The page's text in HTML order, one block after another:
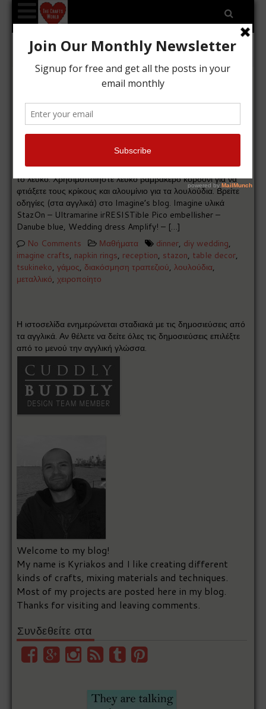
Tag Archives: diy wedding
Κρίκοι για πετσέτες με μπλε
λουλούδια
Kyriakos 26/04/2017
Διακομήστε το τραπέζι σας με χειροποίητους κρίκους για
πετσέτες σε μπλε αποχρώσεις που έρχονται σε αντίθεση με
το λευκό. Χρησιμοποιήστε λευκό βαμβακερό κορδόνι για να
φτιάξετε τους κρίκους και αλουμίνιο για τα λουλούδια. Βρείτε
οδηγίες (στα αγγλικά) στο Imagine’s blog. Imagine υλικά
StazOn – Ultramarine irRESISTible Pico embellisher –
Danube blue, Wedding dress Amplify! – […]
No Comments
Μαθήματα dinner, diy wedding,
imagine crafts, napkin rings, reception, stazon, table decor,
tsukineko,γάμος, διακόσμηση τραπεζιού,λουλούδια,
μεταλλικό,χειροποίητο
Η ιστοσελίδα ενημερώνεται σταδιακά με τις δημοσιεύσεις από
τα αγγλικά. Αν θέλετε να δείτε όλες τις δημοσιεύσεις επιλέξτε
από το μενού την αγγλική γλώσσα.
Welcome to my blog!
My name is Kyriakos and I like creating different
kinds of crafts, mixing materials and techniques.
Most of my projects are posted here in my blog.
Thanks for visiting and leaving comments.
Συνδεθείτε στα